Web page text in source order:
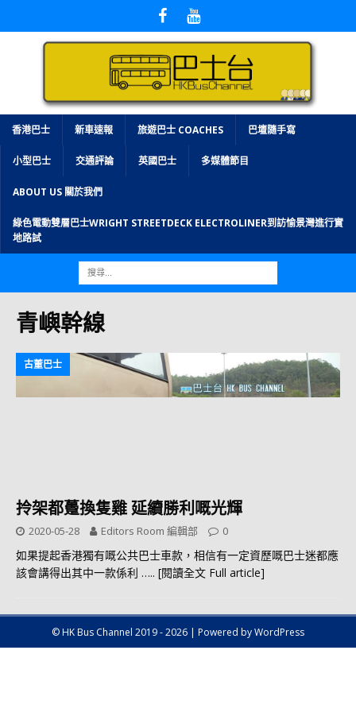
香港巴士 新車速報 旅遊巴士 COACHES 巴壇隨手寫
小型巴士 交通評論 英國巴士 多媒體節目
ABOUT US 關於我們
綠色電動雙層巴士WRIGHT STREETDECK ELECTROLINER到訪愉景灣進行實
地路試
青嶼幹線
古董巴士
拎架都躉換隻雞 延續勝利嘅光輝
2020-05-28 Editors Room 編輯部 0
如果提起香港獨有嘅公共巴士車款，相信有一定資歷嘅巴士迷都應
該會講得出其中一款係利 ….. [閱讀全文 Full article]
© HK Bus Channel 2019 - 2026 | Powered by WordPress